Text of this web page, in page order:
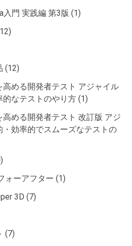
入門 実践編 第3版 (1)
(12)
高める開発者テスト アジャイル
的なテストのやり方 (1)
高める開発者テスト 改訂版 アジ
・効率的でスムーズなテストの
ォーアフター (1)
3D (7)
(7)